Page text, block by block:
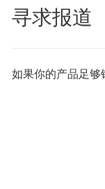
寻求报道
如果你的产品足够